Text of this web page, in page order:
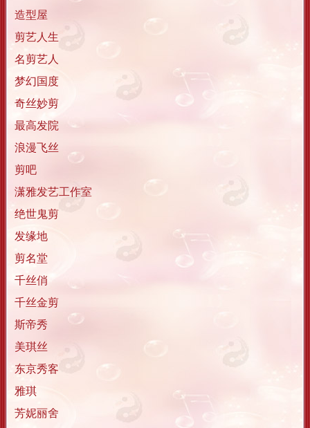
造型屋
剪艺人生
名剪艺人
梦幻国度
奇丝妙剪
最高发院
浪漫飞丝
剪吧
潇雅发艺工作室
绝世鬼剪
发缘地
剪名堂
千丝俏
千丝金剪
斯帝秀
美琪丝
东京秀客
雅琪
芳妮丽舍